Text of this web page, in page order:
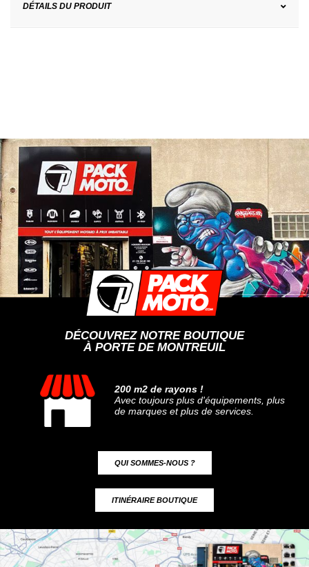
DÉTAILS DU PRODUIT
DÉCOUVREZ NOTRE BOUTIQUE
À PORTE DE MONTREUIL
200 m2 de rayons !
Avec toujours plus d'équipements, plus
de marques et plus de services.
QUI SOMMES-NOUS ?
ITINÉRAIRE BOUTIQUE